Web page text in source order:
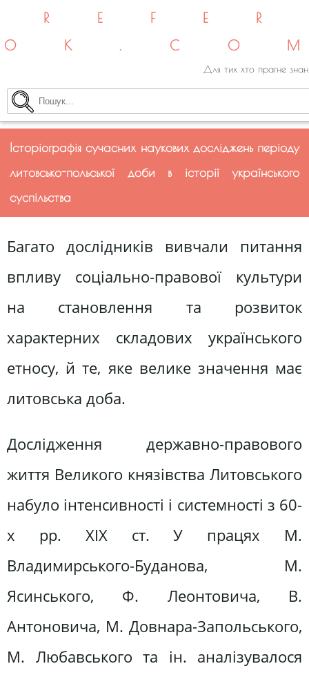
Для тих хто прагне
Історіографія сучасних наукових досліджень періоду
литовсько-польської доби в історії українського
суспільства
Багато дослідників вивчали питання
впливу соціально-правової культури
на становлення та розвиток
характерних складових українського
етносу, й те, яке велике значення має
литовська доба.
Дослідження державно-правового
життя Великого князівства Литовського
набуло інтенсивності і системності з 60-
х рр. ХІХ ст. У працях М.
Владимирського-Буданова, М.
Ясинського, Ф. Леонтовича, В.
Антоновича, М. Довнара-Запольського,
М. Любавського та ін. аналізувалося